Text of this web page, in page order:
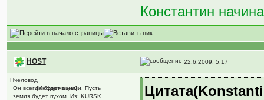
Константин
HOST 22.6.2009, 5:17
Пчеловод
[Информация]
Он всегда будет с нами. Пусть
земля будет пухом. Из: KURSK